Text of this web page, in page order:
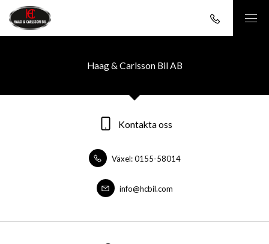
Haag & Carlsson Bil AB
Kontakta oss
Växel: 0155-58014
info@hcbil.com